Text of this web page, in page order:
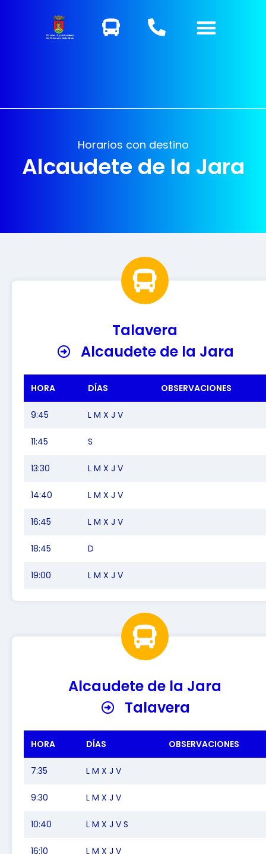
Excmo. Ayuntamiento
de Talavera de la Reina
Horarios con destino
Alcaudete de la Jara
Talavera
Alcaudete de la Jara
HORA DÍAS OBSERVACIONES
9:45 L M X J V
11:45 S
13:30 L M X J V
14:40 L M X J V
16:45 L M X J V
18:45 D
19:00 L M X J V
Alcaudete de la Jara
Talavera
HORA DÍAS OBSERVACIONES
7:35 L M X J V
9:30 L M X J V
10:40 L M X J V S
16:10 L M X J V